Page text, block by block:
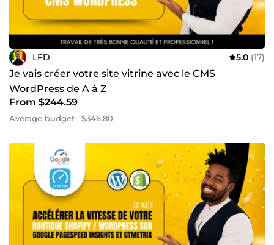
LFD 5.0 (17)
Je vais créer votre site vitrine avec le CMS
WordPress de A à Z
From $244.59
Average budget : $346.80